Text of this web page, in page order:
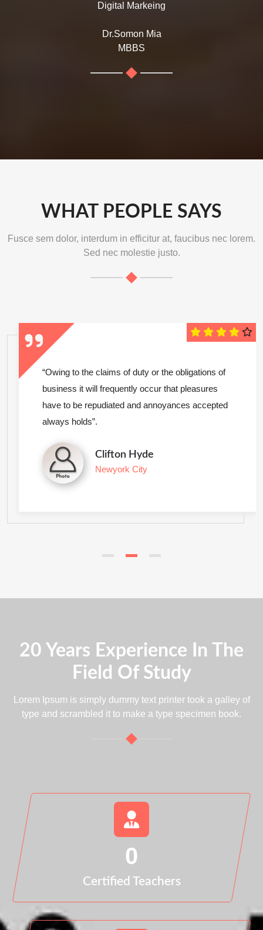
Digital Markeing
Dr.Somon Mia
MBBS
WHAT PEOPLE SAYS
Fusce sem dolor, interdum in efficitur at, faucibus nec lorem.
Sed nec molestie justo.
“Owing to the claims of duty or the obligations of
business it will frequently occur that pleasures
have to be repudiated and annoyances accepted
always holds”.
Clifton Hyde
Newyork City
20 Years Experience In The
Field Of Study
Lorem Ipsum is simply dummy text printer took a galley of
type and scrambled it to make a type specimen book.
0
Certified Teachers